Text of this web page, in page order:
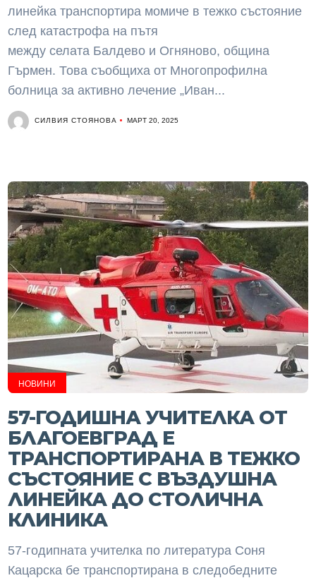
линейка транспортира момиче в тежко състояние
след катастрофа на пътя
между селата Балдево и Огняново, община
Гърмен. Това съобщиха от Многопрофилна
болница за активно лечение „Иван...
СИЛВИЯ СТОЯНОВА МАРТ 20, 2025
НОВИНИ
57-ГОДИШНА УЧИТЕЛКА ОТ
БЛАГОЕВГРАД Е
ТРАНСПОРТИРАНА В ТЕЖКО
СЪСТОЯНИЕ С ВЪЗДУШНА
ЛИНЕЙКА ДО СТОЛИЧНА
КЛИНИКА
57-годипната учителка по литература Соня
Кацарска бе транспортирана в следобедните